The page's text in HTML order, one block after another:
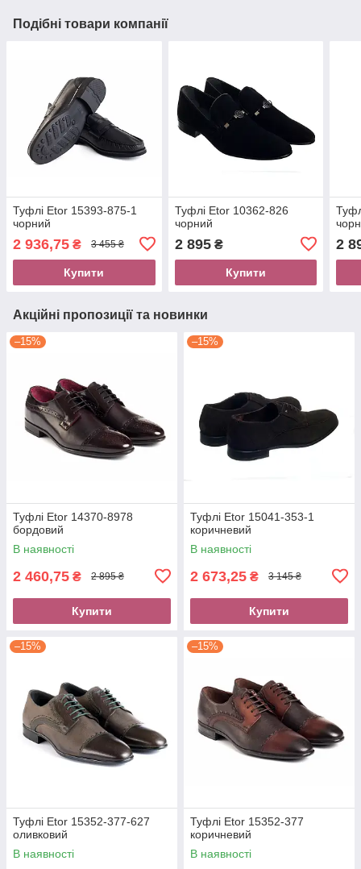
Подібні товари компанії
Туфлі Etor 15393-875-1
чорний
2 936,75 ₴ 3 455 ₴
Купити
Туфлі Etor 10362-826
чорний
2 895₴
Купити
2
Акційні пропозиції та новинки
–15%
Туфлі Etor 14370-8978
бордовий
В наявності
2 460,75 ₴ 2 895 ₴
Купити
–15%
Туфлі Etor 15041-353-1
коричневий
В наявності
2 673,25 ₴ 3 145 ₴
Купити
–15%
Туфлі Etor 15352-377-627
оливковий
В наявності
–15%
Туфлі Etor 15352-377
коричневий
В наявності